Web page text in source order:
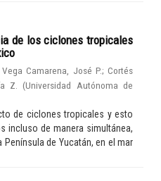
de los ciclones tropicales
Vega Camarena, José P.;Cortés
Z. (Universidad Autónoma de
de ciclones tropicales y esto
incluso de manera simultánea,
de Yucatán, en el mar